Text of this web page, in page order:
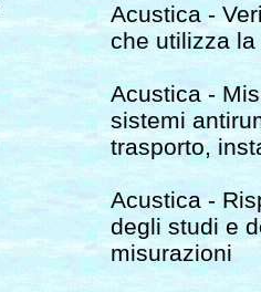
Acustica -
che utilizza
Acustica -
sistemi
trasporto,
Acustica -
degli studi e
misurazioni